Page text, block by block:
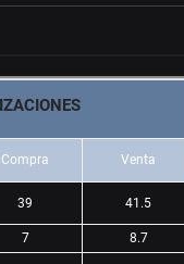
Compra Venta
39 41.5
7 8.7